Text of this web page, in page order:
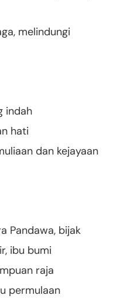
melindungi
indah
hati
dan kejayaan
Pandawa, bijak
ibu bumi
raja
permulaan